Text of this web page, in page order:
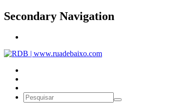
Secondary Navigation